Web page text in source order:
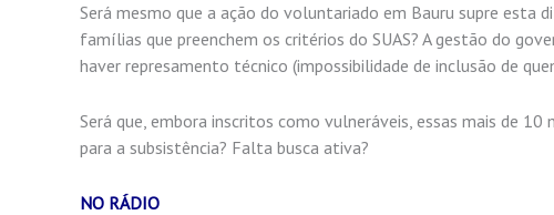
Será mesmo que a ação do voluntariado em Bauru supre esta
famílias que preenchem os critérios do SUAS? A gestão do
haver represamento técnico (impossibilidade de inclusão de
Será que, embora inscritos como vulneráveis, essas mais de
para a subsistência? Falta busca ativa?
NO RÁDIO